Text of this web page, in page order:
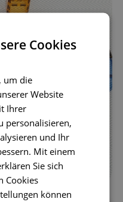
Cookies
um die
Website
Ihrer
personalisieren,
und Ihr
Mit einem
Sie sich
Cookies
können